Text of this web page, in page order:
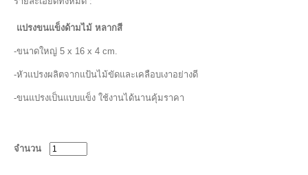
แปรงขนแข็งด้ามไม้ หลากสี
-ขนาดใหญ่ 5 x 16 x 4 cm.
-หัวแปรงผลิตจากแป้นไม้ขัดและเคลือบเงาอย่างดี
-ขนแปรงเป็นแบบแข็ง ใช้งานได้นานคุ้มราคา
จำนวน